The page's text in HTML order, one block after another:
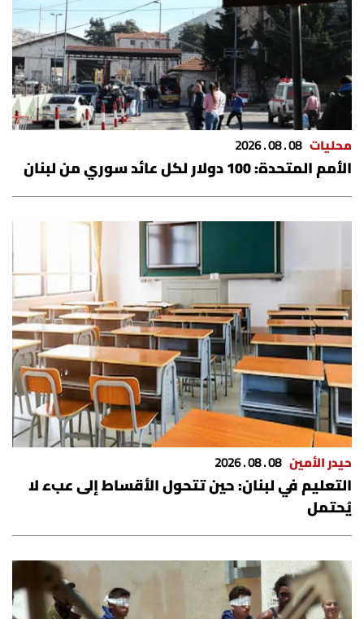
محليات 08 . 08 . 2026
الأمم المتحدة: 100 دولار لكل عائد سوري من لبنان
حيدر الأمين 08 . 08 . 2026
التعليم في لبنان: حين تتحول الأقساط إلى عبء لا
يُحتمل